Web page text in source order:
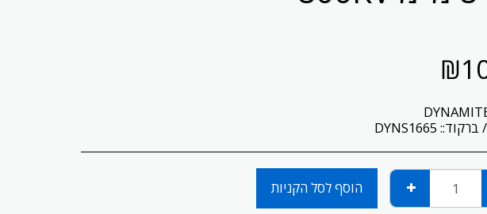
₪
DYNS1665
הוסף לסל הקניות